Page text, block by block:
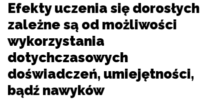
Efekty uczenia się dorosłych
zależne są od możliwości
wykorzystania
dotychczasowych
doświadczeń, umiejętności,
bądź nawyków
Nieklasyfikowane
Nieklasyfikowane pliki cookie, to pliki, które są w procesie
klasyfikowania, wraz z dostawcami poszczególnych ciasteczek.